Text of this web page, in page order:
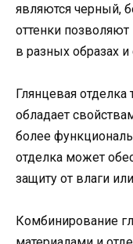
являются черный,
оттенки
в разных образах и
Глянцевая
обладает
более
отделка может
защиту от влаги
Комбинирование